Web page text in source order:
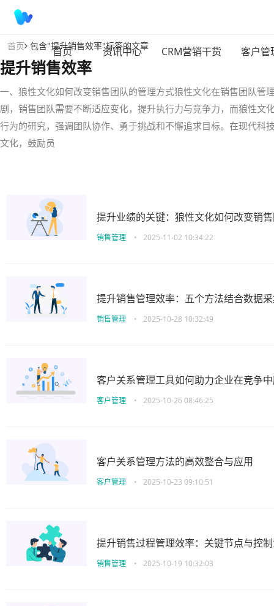
首页 资讯中心 CRM营销干货 客户管
首页 包含"提升销售效率"标签的文章
提升销售效率
一、狼性文化如何改变销售团队的管理方式狼性文化在销售团队
剧，销售团队需要不断适应变化，提升执行力与竞争力，而狼性
行为的研究，强调团队协作、勇于挑战和不懈追求目标。在现代
文化，鼓励员
提升业绩的关键：狼性文化如何改变销
销售管理 • 2025-11-02 10:34:22
提升销售管理效率：五个方法结合数据
销售管理 • 2025-10-28 10:32:49
客户关系管理工具如何助力企业在竞争
客户管理 • 2025-10-26 08:46:25
客户关系管理方法的高效整合与应用
客户管理 • 2025-10-23 09:10:51
提升销售过程管理效率：关键节点与控
销售管理 • 2025-10-19 10:32:03